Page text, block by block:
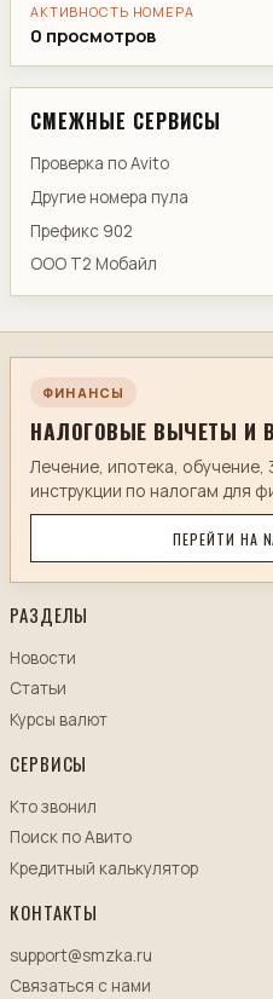
АКТИВНОСТЬ НОМЕРА
0 просмотров
СМЕЖНЫЕ СЕРВИСЫ
Проверка по Avito
Другие номера пула
Префикс 902
ООО Т2 Мобайл
ФИНАНСЫ
НАЛОГОВЫЕ ВЫЧЕТЫ И
Лечение, ипотека,
инструкции по налогам для
ПЕРЕЙТИ НА
РАЗДЕЛЫ
Новости
Статьи
Курсы валют
СЕРВИСЫ
Кто звонил
Поиск по Авито
Кредитный калькулятор
КОНТАКТЫ
support@smzka.ru
Связаться с нами